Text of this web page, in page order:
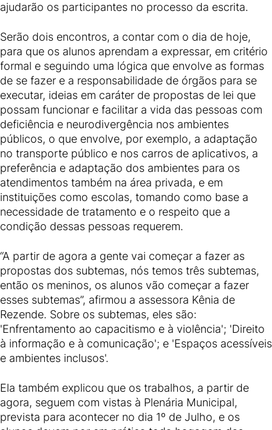
ajudarão os participantes no processo da escrita.
Serão dois encontros, a contar com o dia de hoje,
para que os alunos aprendam a expressar, em critério
formal e seguindo uma lógica que envolve as formas
de se fazer e a responsabilidade de órgãos para se
executar, ideias em caráter de propostas de lei que
possam funcionar e facilitar a vida das pessoas com
deficiência e neurodivergência nos ambientes
públicos, o que envolve, por exemplo, a adaptação
no transporte público e nos carros de aplicativos, a
preferência e adaptação dos ambientes para os
atendimentos também na área privada, e em
instituições como escolas, tomando como base a
necessidade de tratamento e o respeito que a
condição dessas pessoas requerem.
“A partir de agora a gente vai começar a fazer as
propostas dos subtemas, nós temos três subtemas,
então os meninos, os alunos vão começar a fazer
esses subtemas”, afirmou a assessora Kênia de
Rezende. Sobre os subtemas, eles são:
'Enfrentamento ao capacitismo e à violência'; 'Direito
à informação e à comunicação'; e 'Espaços acessíveis
e ambientes inclusos'.
Ela também explicou que os trabalhos, a partir de
agora, seguem com vistas à Plenária Municipal,
prevista para acontecer no dia 1º de Julho, e os